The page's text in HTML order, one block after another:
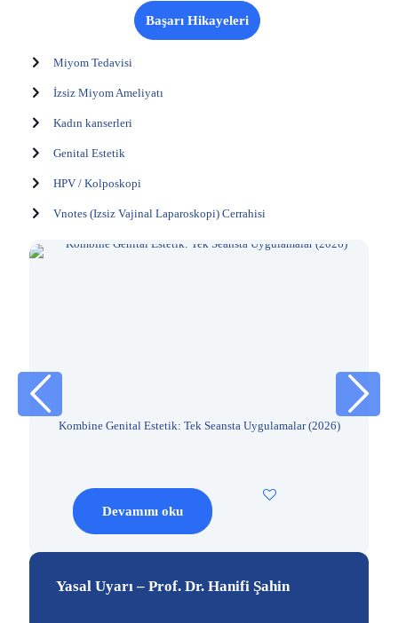
Başarı Hikayeleri
Miyom Tedavisi
İzsiz Miyom Ameliyatı
Kadın kanserleri
Genital Estetik
HPV / Kolposkopi
Vnotes (Izsiz Vajinal Laparoskopi) Cerrahisi
Kombine Genital Estetik: Tek Seansta Uygulamalar (2026)
Devamını oku
Yasal Uyarı – Prof. Dr. Hanifi Şahin